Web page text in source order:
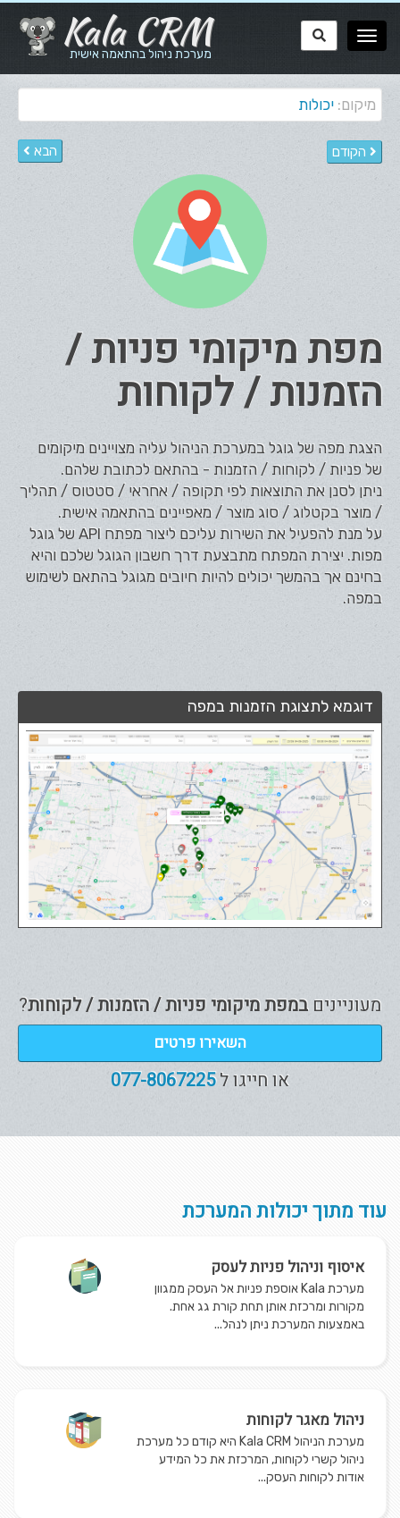
Kala CRM
מערכת ניהול בהתאמה אישית
מיקום: יכולות
הקודם הבא
מפת מיקומי פניות /
הזמנות / לקוחות
הצגת מפה של גוגל במערכת הניהול עליה מצויינים מיקומים
של פניות / לקוחות / הזמנות - בהתאם לכתובת שלהם.
ניתן לסנן את התוצאות לפי תקופה / אחראי / סטטוס / תהליך
/ מוצר בקטלוג / סוג מוצר / מאפיינים בהתאמה אישית.
על מנת להפעיל את השירות עליכם ליצור מפתח API של גוגל
מפות. יצירת המפתח מתבצעת דרך חשבון הגוגל שלכם והיא
בחינם אך בהמשך יכולים להיות חיובים מגוגל בהתאם לשימוש
במפה.
דוגמא לתצוגת הזמנות במפה
מעונייניםבמפת מיקומי פניות / הזמנות / לקוחות?
השאירו פרטים
או חייגו ל077-8067225
עוד מתוך יכולות המערכת
איסוף וניהול פניות לעסק
מערכת Kala אוספת פניות אל העסק ממגוון
מקורות ומרכזת אותן תחת קורת גג אחת.
באמצעות המערכת ניתן לנהל...
ניהול מאגר לקוחות
מערכת הניהול Kala CRM היא קודם כל מערכת
ניהול קשרי לקוחות, המרכזת את כל המידע
אודות לקוחות העסק...